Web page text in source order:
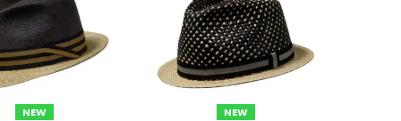
NEW NEW